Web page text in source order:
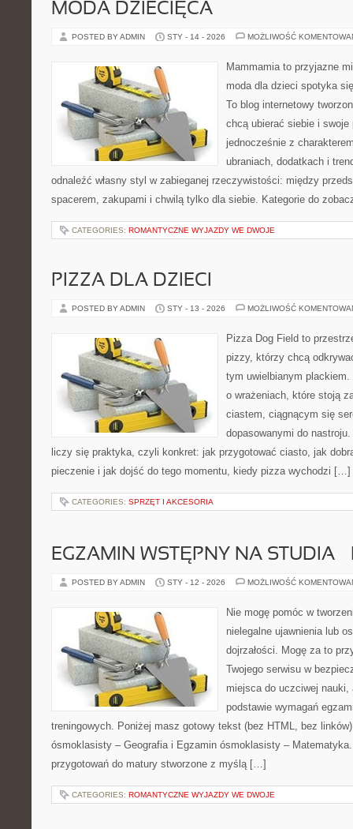
MODA DZIECIĘCA
POSTED BY ADMIN STY - 14 - 2026 MOŻLIWOŚĆ
Mammamia to przyjazne
moda dla dzieci spotyka
To blog internetowy
chcą ubierać siebie i
jednocześnie z
ubraniach, dodatkach i
odnaleźć własny styl w zabieganej rzeczywistości: między
spacerem, zakupami i chwilą tylko dla siebie. Kategorie do
CATEGORIES: ROMANTYCZNE WYJAZDY WE DWOJE
PIZZA DLA DZIECI
POSTED BY ADMIN STY - 13 - 2026 MOŻLIWOŚĆ
Pizza Dog Field to
pizzy, którzy chcą
tym uwielbianym
o wrażeniach, które stoją
ciastem, ciągnącym się
dopasowanymi do
liczy się praktyka, czyli konkret: jak przygotować ciasto, jak
pieczenie i jak dojść do tego momentu, kiedy pizza wychodzi […]
CATEGORIES: SPRZĘT I AKCESORIA
EGZAMIN WSTĘPNY NA STUDIA –
POSTED BY ADMIN STY - 12 - 2026 MOŻLIWOŚĆ
Nie mogę pomóc w
nielegalne ujawnienia lub
dojrzałości. Mogę za to
Twojego serwisu w
miejsca do uczciwej nauki,
podstawie wymagań
treningowych. Poniżej masz gotowy tekst (bez HTML, bez
ósmoklasisty – Geografia i Egzamin ósmoklasisty –
przygotowań do matury stworzone z myślą […]
CATEGORIES: ROMANTYCZNE WYJAZDY WE DWOJE